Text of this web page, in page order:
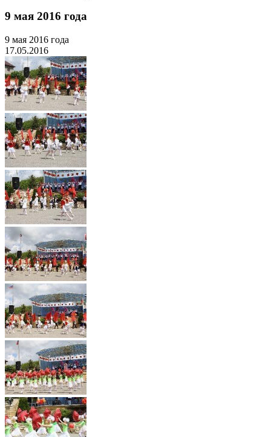
9 мая 2016 года
9 мая 2016 года
17.05.2016